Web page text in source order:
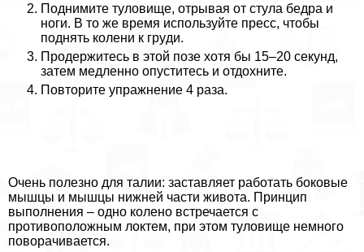
Поднимите туловище, отрывая от стула бедра и
ноги. В то же время используйте пресс, чтобы
поднять колени к гpyди.
Продержитесь в этой позе хотя бы 15–20 секунд,
затем медленно опуститесь и отдохните.
Повторите упражнение 4 раза.
Очень полезно для талии: заставляет работать боковые
мышцы и мышцы нижней части живота. Принцип
выполнения – одно колено встречается с
противоположным локтем, при этом туловище немного
поворачивается.